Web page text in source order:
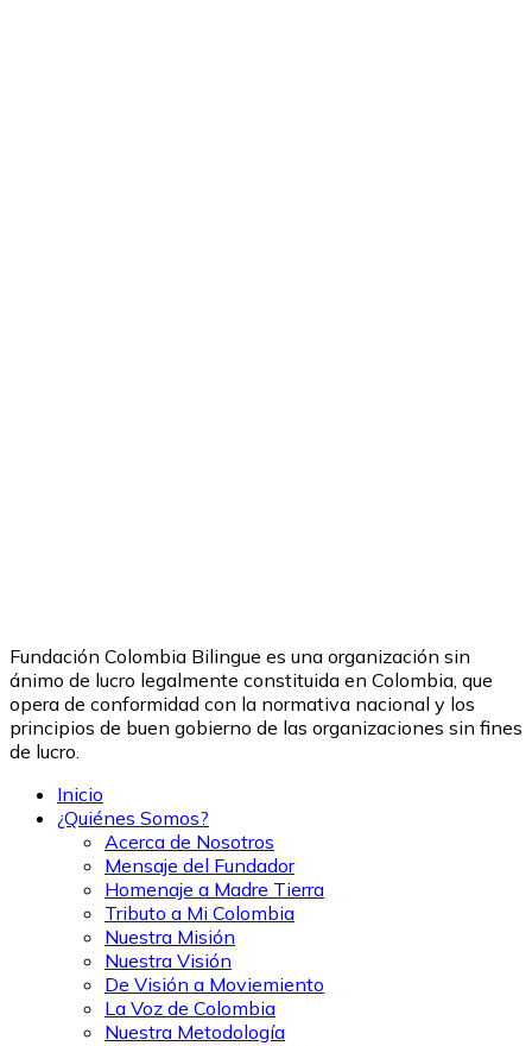
Fundación Colombia Bilingue es una organización sin
ánimo de lucro legalmente constituida en Colombia, que
opera de conformidad con la normativa nacional y los
principios de buen gobierno de las organizaciones sin fines
de lucro.
Inicio
¿Quiénes Somos?
Acerca de Nosotros
Mensaje del Fundador
Homenaje a Madre Tierra
Tributo a Mi Colombia
Nuestra Misión
Nuestra Visión
De Visión a Moviemiento
La Voz de Colombia
Nuestra Metodología